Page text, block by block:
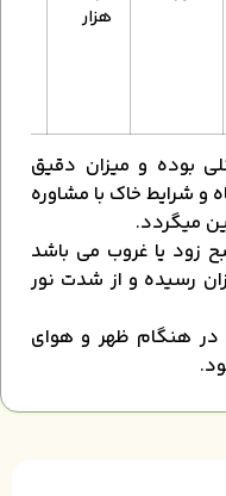
هزار
بوده و میزان دقیق
شرایط خاک با مشاوره
می­گردد.
زود یا غروب می باشد
رسیده و از شدت نور
در هنگام ظهر و هوای